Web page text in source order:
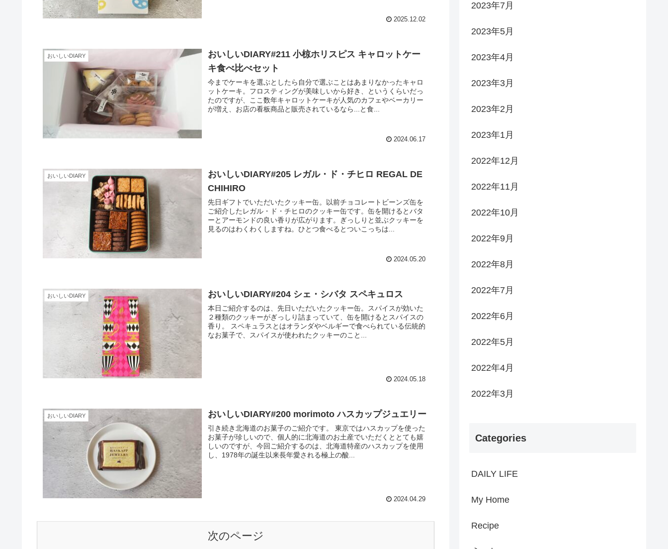
2025.12.02
おいしいDIARY
おいしいDIARY#211 小椋ホリスピス キャロットケー
キ食べ比べセット
今までケーキを選ぶとしたら自分で選ぶことはあまりなかったキャロ
ットケーキ。フロスティングが美味しいから好き、というくらいだっ
たのですが、ここ数年キャロットケーキが人気のカフェやベーカリー
が増え、お店の看板商品と販売されているなら...と食...
2024.06.17
おいしいDIARY
おいしいDIARY#205 レガル・ド・チヒロ REGAL DE
CHIHIRO
先日ギフトでいただいたクッキー缶。以前チョコレートビーンズ缶を
ご紹介したレガル・ド・チヒロのクッキー缶です。缶を開けるとバタ
ーとアーモンドの良い香りが広がります。ぎっしりと並ぶクッキーを
見るのはわくわくしますね。ひとつ食べるとついこっちは...
2024.05.20
おいしいDIARY おいしいDIARY#204 シェ・シバタ スペキュロス
本日ご紹介するのは、先日いただいたクッキー缶。スパイスが効いた
２種類のクッキーがぎっしり詰まっていて、缶を開けるとスパイスの
香り。 スペキュラスとはオランダやベルギーで食べられている伝統的
なお菓子で、スパイスが使われたクッキーのこと...
2024.05.18
おいしいDIARY おいしいDIARY#200 morimoto ハスカップジュエリー
引き続き北海道のお菓子のご紹介です。 東京ではハスカップを使った
お菓子が珍しいので、個人的に北海道のお土産でいただくととても嬉
しいのですが、今回ご紹介するのは、北海道特産のハスカップを使用
し、1978年の誕生以来長年愛される極上の酸...
2024.04.29
次のページ
2023年7月
2023年5月
2023年4月
2023年3月
2023年2月
2023年1月
2022年12月
2022年11月
2022年10月
2022年9月
2022年8月
2022年7月
2022年6月
2022年5月
2022年4月
2022年3月
Categories
DAILY LIFE
My Home
Recipe